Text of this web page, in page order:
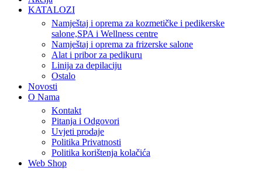
KATALOZI
Namještaj i oprema za kozmetičke i pedikerske
salone,SPA i Wellness centre
Namještaj i oprema za frizerske salone
Alat i pribor za pedikuru
Linija za depilaciju
Ostalo
Novosti
O Nama
Kontakt
Pitanja i Odgovori
Uvjeti prodaje
Politika Privatnosti
Politika korištenja kolačića
Web Shop